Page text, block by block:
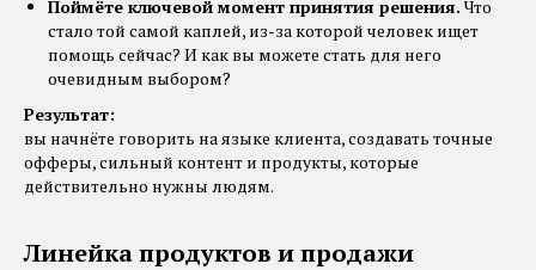
Поймёте ключевой момент принятия решения.Что
стало той самой каплей, из-за которой человек ищет
помощь сейчас? И как вы можете стать для него
очевидным выбором?
Результат:
вы начнёте говорить на языке клиента, создавать точные
офферы, сильный контент и продукты, которые
действительно нужны людям.
Линейка продуктов и продажи